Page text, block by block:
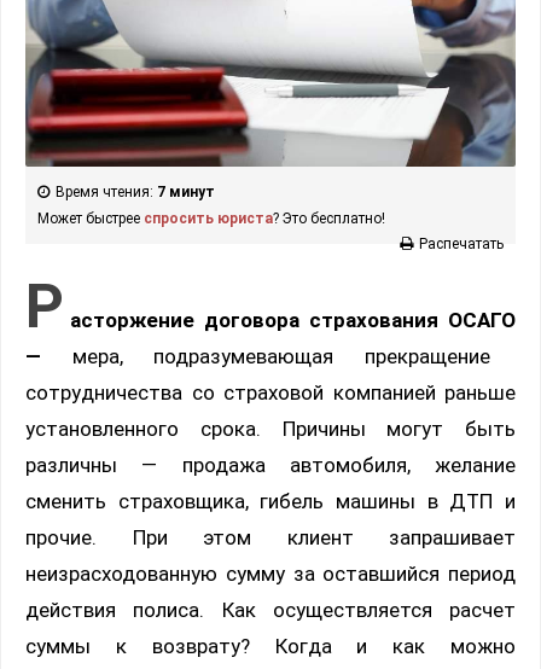
Время чтения: 7 минут
Может быстрее спросить юриста? Это бесплатно!
Распечатать
Р асторжение договора страхования ОСАГО
— мера, подразумевающая прекращение
сотрудничества со страховой компанией раньше
установленного срока. Причины могут быть
различны — продажа автомобиля, желание
сменить страховщика, гибель машины в ДТП и
прочие. При этом клиент запрашивает
неизрасходованную сумму за оставшийся период
действия полиса. Как осуществляется расчет
суммы к возврату? Когда и как можно